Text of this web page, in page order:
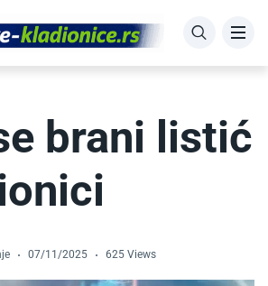
brani listić
07/11/2025 625 Views